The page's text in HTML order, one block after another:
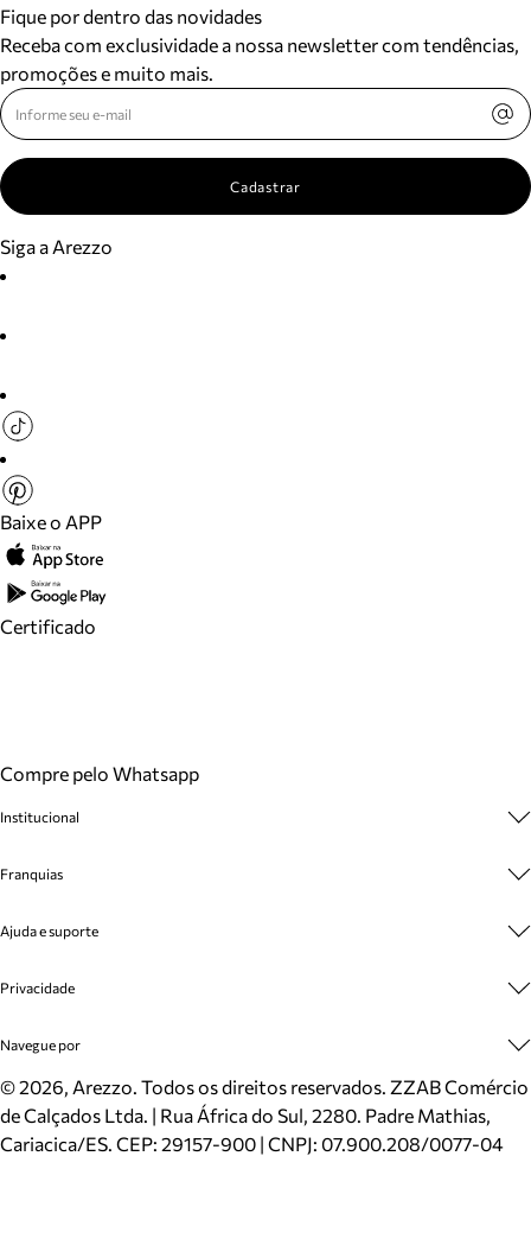
Fique por dentro das novidades
Receba com exclusividade a nossa newsletter com tendências,
promoções e muito mais.
Cadastrar
Siga a Arezzo
Baixe o APP
Certificado
Compre pelo Whatsapp
Institucional
Cashback
Venda Corporativa
Mapa do Site
Inverno
Mundo Arezzo
Franquias
Plano de Negócio
Ajuda e suporte
Cadastro
Meus Pedidos
Trocas e Devoluções
Cartão Presente
Localizador de lojas
Privacidade
Politica e Privacidade
Navegue por
Sapatos
Bolsas
Scarpins
©2026, Arezzo. Todos os direitos reservados. ZZAB Comércio
de Calçados Ltda. | Rua África do Sul, 2280. Padre Mathias,
Cariacica/ES. CEP: 29157-900 | CNPJ: 07.900.208/0077-04